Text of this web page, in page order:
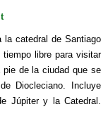
la catedral de Santiago
libre para visitar
de la ciudad que se
Diocleciano. Incluye
Júpiter y la Catedral.